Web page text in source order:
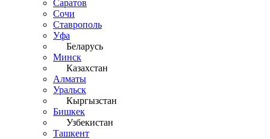
Саратов
Сочи
Ставрополь
Уфа
Беларусь
Минск
Казахстан
Алматы
Уральск
Кыргызстан
Бишкек
Узбекистан
Ташкент